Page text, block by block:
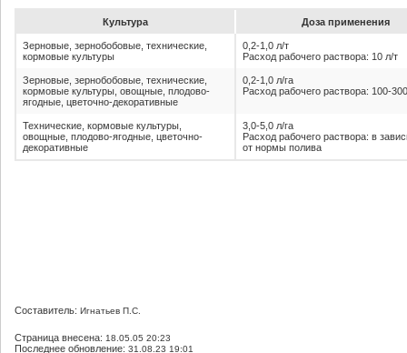
Культура До­за при­ме­не­ния
Зерновые, зернобобовые, технические,
кормовые культуры
0,2-1,0 л/т
Расход рабочего раствора: 10 л/т
Зерновые, зернобобовые, технические,
кормовые культуры, овощные, плодово-
ягодные, цветочно-декоративные
0,2-1,0 л/га
Расход рабочего раствора: 100-
Технические, кормовые культуры,
овощные, плодово-ягодные, цветочно-
декоративные
3,0-5,0 л/га
Расход рабочего раствора: в
от нормы полива
Составитель: Игнатьев П.С.
Страница внесена: 18.05.05 20:23
Последнее обновление: 31.08.23 19:01